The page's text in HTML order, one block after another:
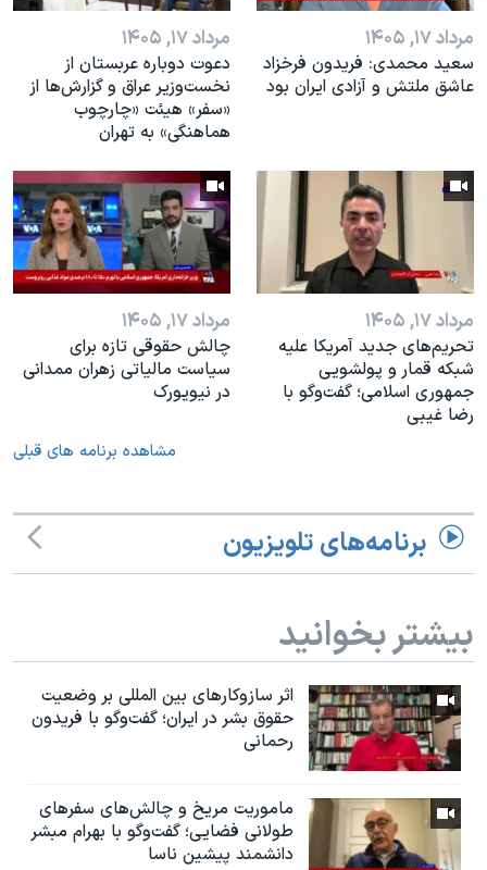
مرداد ۱۷, ۱۴۰۵
سعید محمدی: فریدون فرخزاد
عاشق ملتش و آزادی ایران بود
مرداد ۱۷, ۱۴۰۵
دعوت دوباره عربستان از
نخست‌وزیر عراق و گزارش‌ها از
«سفر» هیئت «چارچوب
هماهنگی» به تهران
مرداد ۱۷, ۱۴۰۵
تحریم‌های جدید آمریکا علیه
شبکه قمار و پولشویی
جمهوری اسلامی؛ گفت‌وگو با
رضا غیبی
مرداد ۱۷, ۱۴۰۵
چالش حقوقی تازه برای
سیاست مالیاتی زهران ممدانی
در نیویورک
مشاهده برنامه های قبلی
برنامه‌های تلویزیون
بیشتر بخوانید
اثر ساز‌و‌کارهای بین المللی بر وضعیت
حقوق بشر در ایران؛ گفت‌وگو با فریدون
رحمانی
ماموریت مریخ و چالش‌های سفرهای
طولانی فضایی؛ گفت‌وگو با بهرام مبشر
دانشمند پیشین ناسا